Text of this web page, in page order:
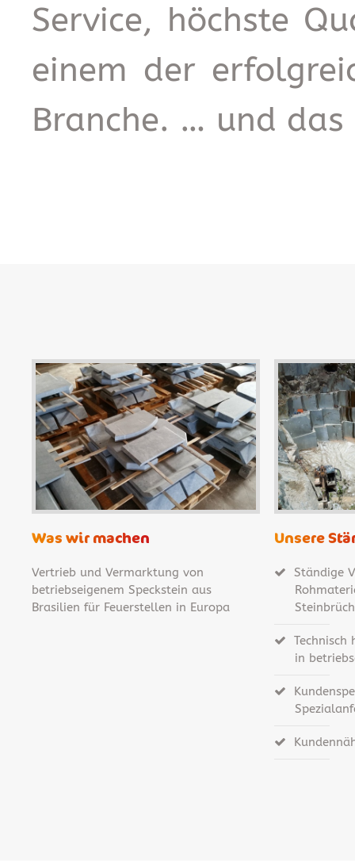
Service, höchste
einem der
Branche. … und
Was wir machen
Vertrieb und Vermarktung von
betriebseigenem Speckstein aus
Brasilien für Feuerstellen in Europa
Unsere
Ständige
Technisch
in